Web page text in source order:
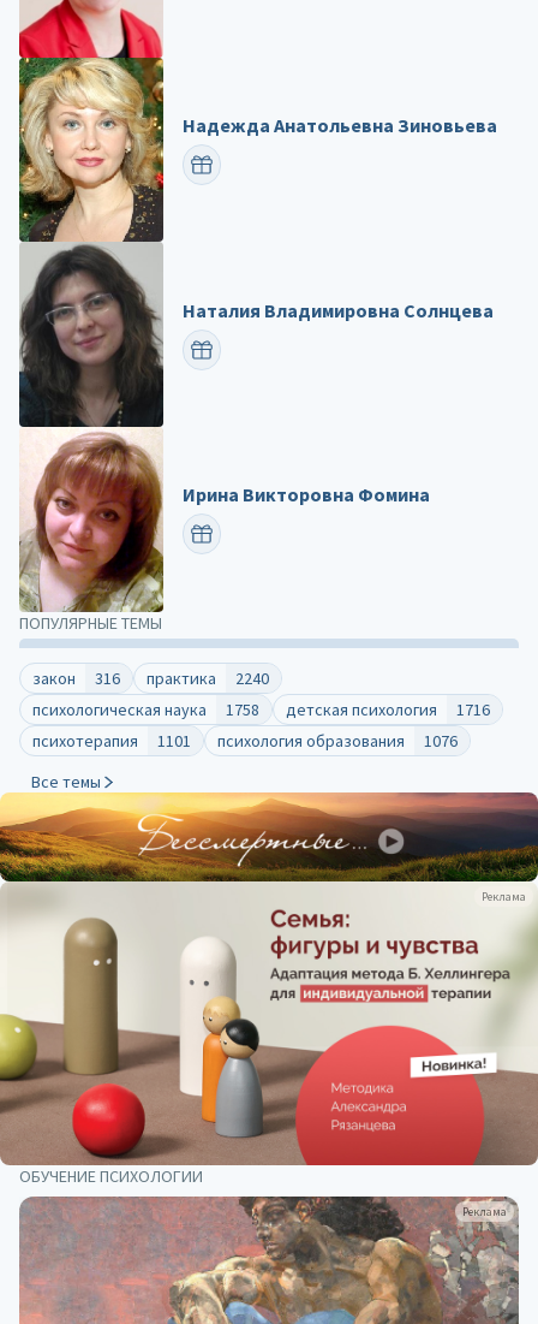
Реклама
ПОПУЛЯРНЫЕ ТЕМЫ
закон 316 практика
2240
психологическая наука
1758 детская психология
1716
психотерапия
1101 психология образования
1076
Все темы
Надежда Анатольевна Зиновьева
ПОЗДРАВИТЬ
Наталия Владимировна Солнцева
ПОЗДРАВИТЬ
Ирина Викторовна Фомина
ПОЗДРАВИТЬ
ОБУЧЕНИЕ ПСИХОЛОГИИ
Реклама